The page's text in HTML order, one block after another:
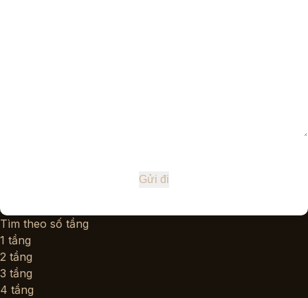
Tìm theo số tầng
1 tầng
2 tầng
3 tầng
4 tầng